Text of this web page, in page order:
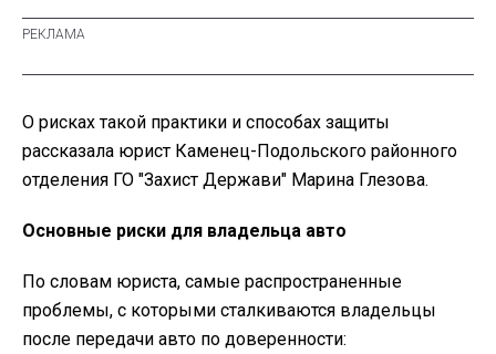
О рисках такой практики и способах защиты
рассказала юрист Каменец-Подольского районного
отделения ГО "Захист Держави" Марина Глезова.
Основные риски для владельца авто
По словам юриста, самые распространенные
проблемы, с которыми сталкиваются владельцы
после передачи авто по доверенности: